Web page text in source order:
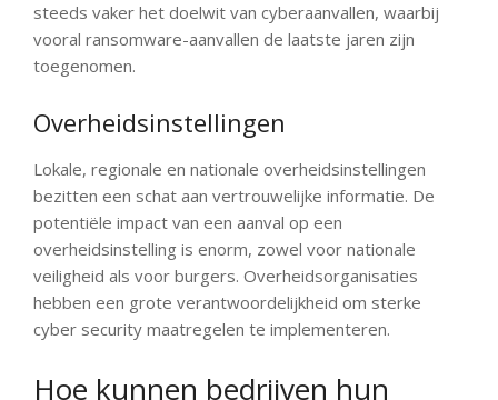
steeds vaker het doelwit van cyberaanvallen, waarbij
vooral ransomware-aanvallen de laatste jaren zijn
toegenomen.
Overheidsinstellingen
Lokale, regionale en nationale overheidsinstellingen
bezitten een schat aan vertrouwelijke informatie. De
potentiële impact van een aanval op een
overheidsinstelling is enorm, zowel voor nationale
veiligheid als voor burgers. Overheidsorganisaties
hebben een grote verantwoordelijkheid om sterke
cyber security maatregelen te implementeren.
Hoe kunnen bedrijven hun